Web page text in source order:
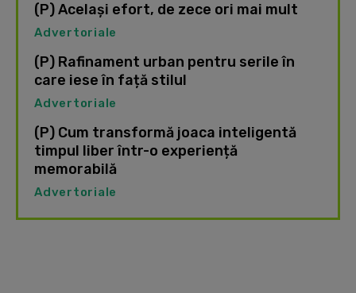
(P) Același efort, de zece ori mai mult
Advertoriale
(P) Rafinament urban pentru serile în
care iese în față stilul
Advertoriale
(P) Cum transformă joaca inteligentă
timpul liber într-o experiență
memorabilă
Advertoriale